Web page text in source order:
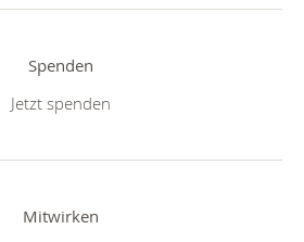
Spenden
Jetzt spenden
Mitwirken